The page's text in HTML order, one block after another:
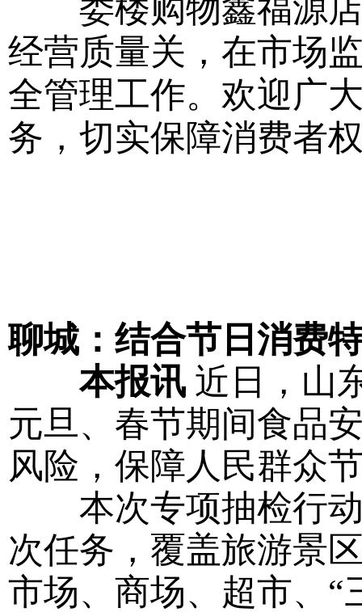
娄楼购物鑫福源店
经营质量关，在市场
全管理工作。欢迎广
务，切实保障消费者
聊城：结合节日消费
本报讯 近日，山
元旦、春节期间食品
风险，保障人民群众
本次专项抽检行动
次任务，覆盖旅游景
市场、商场、超市、“